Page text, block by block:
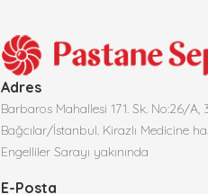
Adres
Barbaros Mahallesi 171. Sk. No:26/A,
Bağcılar/İstanbul. Kirazlı Medicine
Engelliler Sarayı yakınında
E-Posta